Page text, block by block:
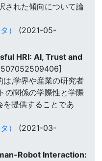
された傾向について論
）
(2021-05-
HRI: AI, Trust and
,学界や産業の研究者
の関係の学際性と学際
提供することであ
）
(2021-03-
Robot Interaction: